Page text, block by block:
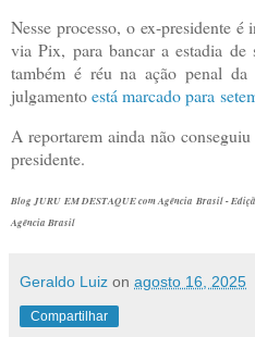
Nesse processo, o ex-presidente
via Pix, para bancar a estadia
também é réu na ação penal
julgamentoestá marcado para
A reportarem ainda não
presidente.
Blog JURU EM DESTAQUE com Agência Brasil -
Agência Brasil
Geraldo Luiz on agosto 16, 2025
Compartilhar